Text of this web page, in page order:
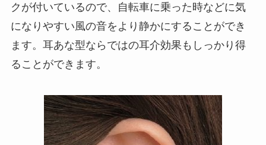
クが付いているので、自転車に乗った時などに気
になりやすい風の音をより静かにすることができ
ます。耳あな型ならではの耳介効果もしっかり得
ることができます。